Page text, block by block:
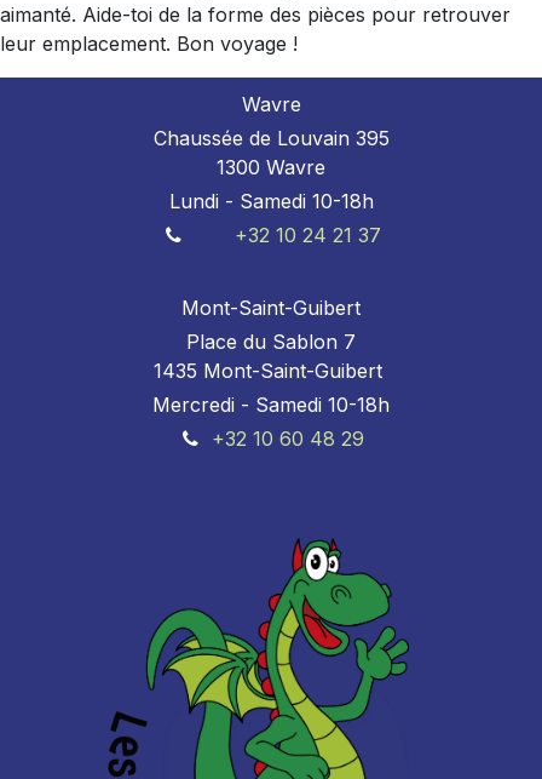
aimanté. Aide-toi de la forme des pièces pour retrouver
leur emplacement. Bon voyage !
Wavre
Chaussée de Louvain 395
1300 Wavre
Lundi - Samedi 10-18h
+32 10 24 21 37
Mont-Saint-Guibert
Place du Sablon 7
1435 Mont-Saint-Guibert
Mercredi - Samedi 10-18h
+32 10 60 48 29